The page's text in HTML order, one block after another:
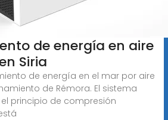
de energía en aire
Siria
de energía en el mar por aire
de Rémora. El sistema
el principio de compresión